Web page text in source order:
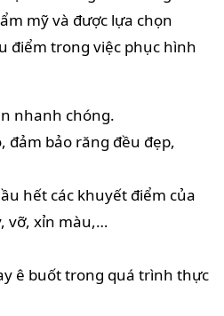
mỹ và được lựa chọn
điểm trong việc phục hình
nhanh chóng.
đảm bảo răng đều đẹp,
hết các khuyết điểm của
vỡ, xỉn màu,…
ê buốt trong quá trình thực